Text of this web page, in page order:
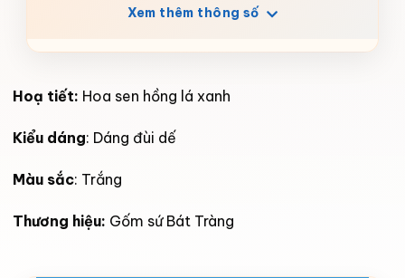
Xem thêm thông số
Hoạ tiết: Hoa sen hồng lá xanh
Kiểu dáng: Dáng đùi dế
Màu sắc: Trắng
Thương hiệu: Gốm sứ Bát Tràng